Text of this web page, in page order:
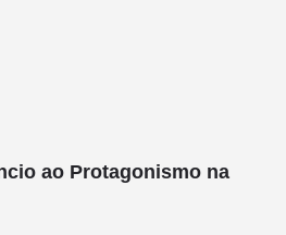
ao Protagonismo na